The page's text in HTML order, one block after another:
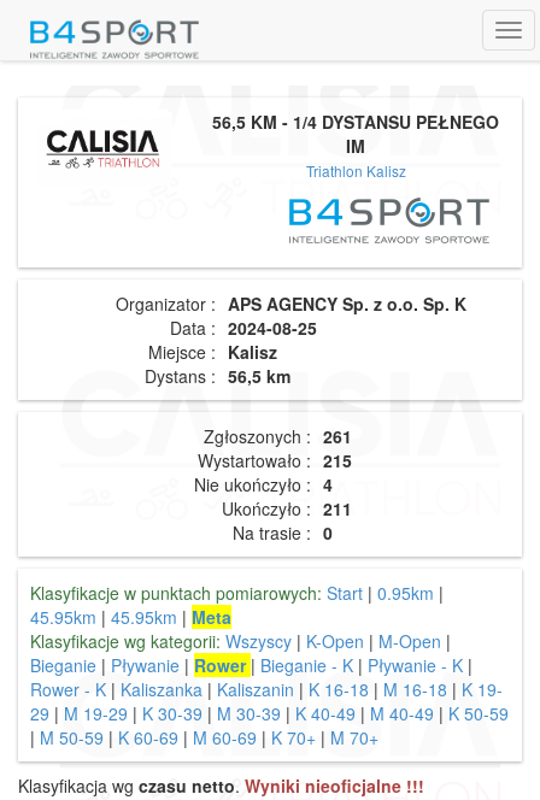
56,5 KM - 1/4 DYSTANSU PEŁNEGO
IM
Triathlon Kalisz
Organizator : APS AGENCY Sp. z o.o. Sp. K
Data : 2024-08-25
Miejsce : Kalisz
Dystans : 56,5 km
Zgłoszonych : 261
Wystartowało : 215
Nie ukończyło : 4
Ukończyło : 211
Na trasie : 0
Klasyfikacje w punktach pomiarowych: Start | 0.95km |
45.95km | 45.95km | Meta
Klasyfikacje wg kategorii: Wszyscy | K-Open | M-Open |
Bieganie | Pływanie | Rower | Bieganie - K | Pływanie - K |
Rower - K | Kaliszanka | Kaliszanin | K 16-18 | M 16-18 | K 19-
29 | M 19-29 | K 30-39 | M 30-39 | K 40-49 | M 40-49 | K 50-59
| M 50-59 | K 60-69 | M 60-69 | K 70+ | M 70+
Klasyfikacja wg czasu netto. Wyniki nieoficjalne !!!